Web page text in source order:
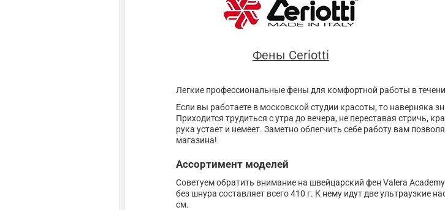
Фены Ceriotti
Легкие профессиональные фены для комфортной работы в
Если вы работаете в московской студии красоты, то наверняка
Приходится трудиться с утра до вечера, не переставая стричь,
рука устает и немеет. Заметно облегчить себе работу вам
магазина!
Ассортимент моделей
Советуем обратить внимание на швейцарский фен Valera
без шнура составляет всего 410 г. К нему идут две ультраузкие
см.